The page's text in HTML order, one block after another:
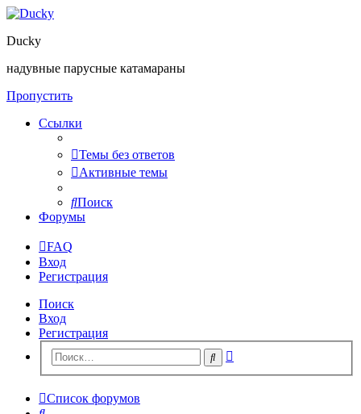
Ducky
надувные парусные катамараны
Пропустить
Ссылки
Темы без ответов
Активные темы
Поиск
Форумы
FAQ
Вход
Регистрация
Поиск
Вход
Регистрация
Поиск
Список форумов